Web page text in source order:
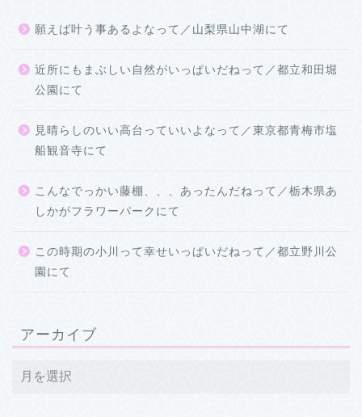
願えば叶う事あるよなって／山梨県山中湖にて
近所にもまぶしい自然がいっぱいだねって／都立和田堀
公園にて
見晴らしのいい高台っていいよなって／東京都青梅市塩
船観音寺にて
こんなでっかい藤棚、、、あったんだねって／栃木県あ
しかがフラワーパークにて
この時期の小川って幸せいっぱいだねって／都立野川公
園にて
アーカイブ